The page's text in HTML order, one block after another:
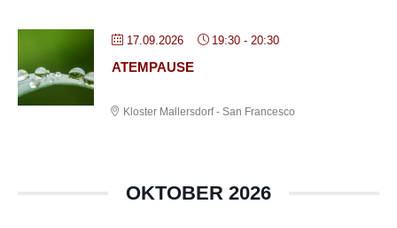
17.09.2026 19:30 - 20:30
ATEMPAUSE
Kloster Mallersdorf - San Francesco
OKTOBER 2026